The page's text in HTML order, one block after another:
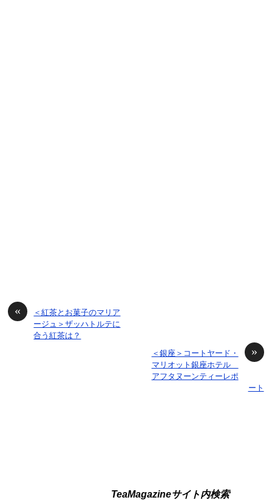
«
＜紅茶とお菓子のマリア
ージュ＞ザッハトルテに
合う紅茶は？
»
＜銀座＞コートヤード・
マリオット銀座ホテル
アフタヌーンティーレポ
ート
TeaMagazineサイト内検索